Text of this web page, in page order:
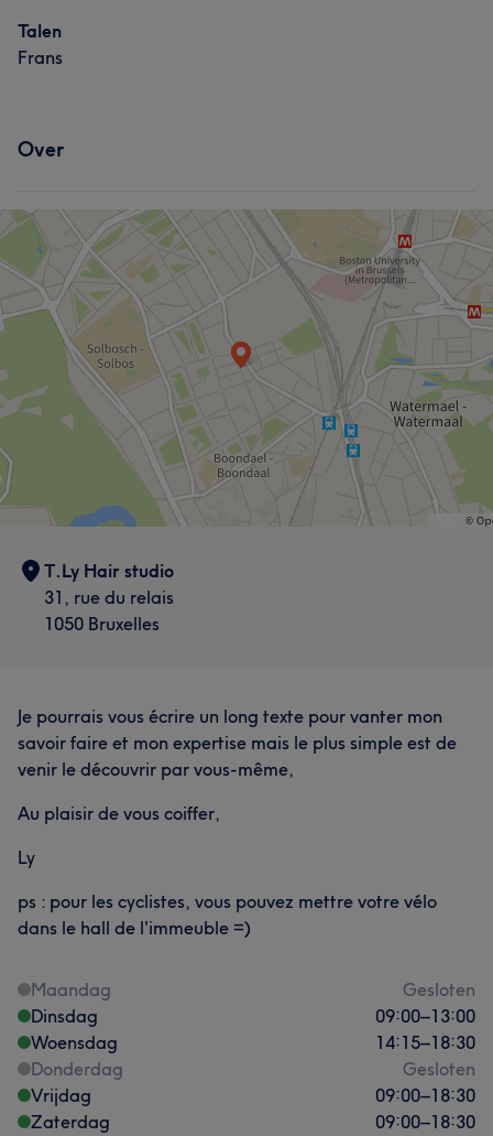
Talen
Frans
Over
T.Ly Hair studio
31, rue du relais
1050 Bruxelles
Je pourrais vous écrire un long texte pour vanter mon
savoir faire et mon expertise mais le plus simple est de
venir le découvrir par vous-même,
Au plaisir de vous coiffer,
Ly
ps : pour les cyclistes, vous pouvez mettre votre vélo
dans le hall de l'immeuble =)
Maandag
Gesloten
Dinsdag
09:00–13:00
Woensdag
14:15–18:30
Donderdag
Gesloten
Vrijdag
09:00–18:30
Zaterdag
09:00–18:30